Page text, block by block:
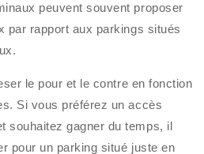
peuvent souvent proposer
par rapport aux parkings situés
le pour et le contre en fonction
Si vous préférez un accès
souhaitez gagner du temps, il
pour un parking situé juste en